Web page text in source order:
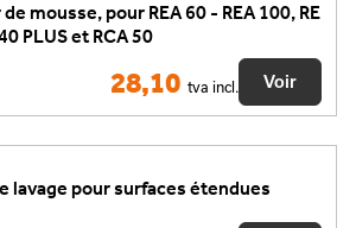
mousse, pour REA 60 - REA 100, RE
PLUS et RCA 50
28,10 tva incl. Voir
lavage pour surfaces étendues